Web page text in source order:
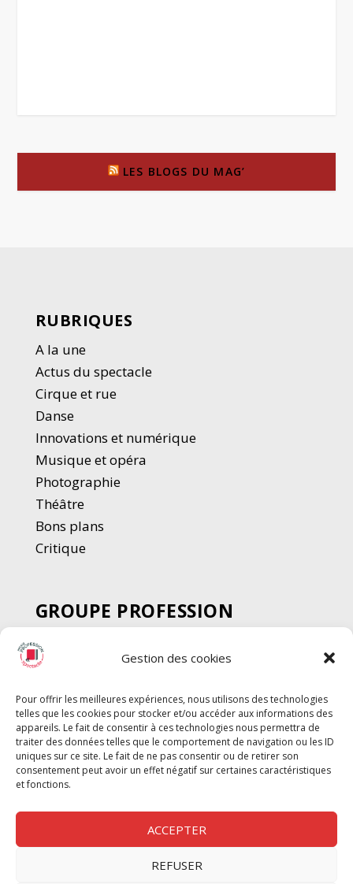
Gestion des cookies
Pour offrir les meilleures expériences, nous utilisons des technologies
telles que les cookies pour stocker et/ou accéder aux informations des
appareils. Le fait de consentir à ces technologies nous permettra de
traiter des données telles que le comportement de navigation ou les ID
uniques sur ce site. Le fait de ne pas consentir ou de retirer son
consentement peut avoir un effet négatif sur certaines caractéristiques
et fonctions.
ACCEPTER
REFUSER
LES BLOGS DU MAG’
RUBRIQUES
A la une
Actus du spectacle
Cirque et rue
Danse
Innovations et numérique
Musique et opéra
Photographie
Théâtre
Bons plans
Critique
GROUPE PROFESSION
SPECTACLE
Chèque Intermittents
Chèque Compta
Chèque Emploi Spectacle
G-Pods
Profession Audio-visuel